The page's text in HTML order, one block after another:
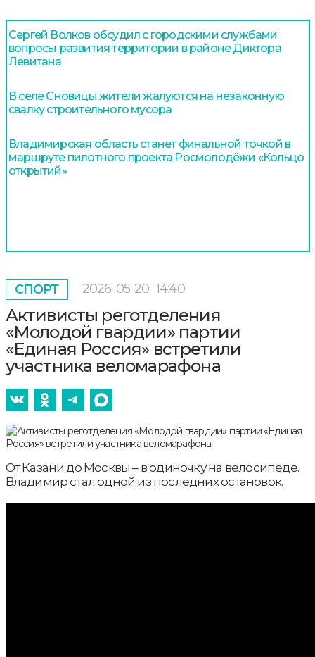
Сергей Волков обсудил с городскими службами
вопросы развития территории в районе Диктора
Левитана
В селе Сновицы жители жалуются на незаконную
свалку строительного мусора
Владимирская область станет финальной точкой в
маршруте пилотного проекта Росмолодёжи «Кольцо
открытий»
СПОРТ 2026-05-20 14:40
Активисты реготделения
«Молодой гвардии» партии
«Единая Россия» встретили
участника веломарафона
От Казани до Москвы – в одиночку на велосипеде.
Владимир стал одной из последних остановок.